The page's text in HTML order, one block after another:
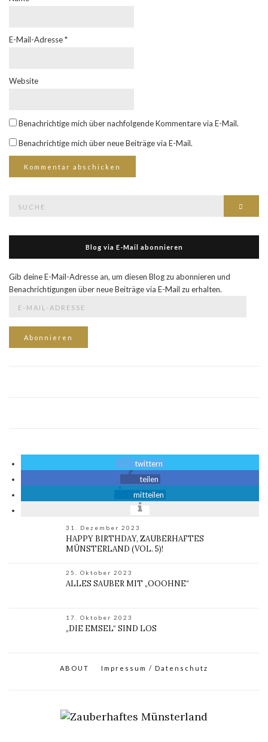
E-Mail-Adresse*
Website
Benachrichtige mich über nachfolgende Kommentare via E-Mail.
Benachrichtige mich über neue Beiträge via E-Mail.
Blog via E-Mail abonnieren
Gib deine E-Mail-Adresse an, um diesen Blog zu abonnieren und
Benachrichtigungen über neue Beiträge via E-Mail zu erhalten.
Adresse
Abonnieren
twittern
teilen
mitteilen
31. Dezember 2023
HAPPY BIRTHDAY, ZAUBERHAFTES
MÜNSTERLAND (VOL. 5)!
25. Oktober 2023
ALLES SAUBER MIT „OOOHNE“
17. Oktober 2023
„DIE EMSEL“ SIND LOS
ABOUT Impressum / Datenschutz